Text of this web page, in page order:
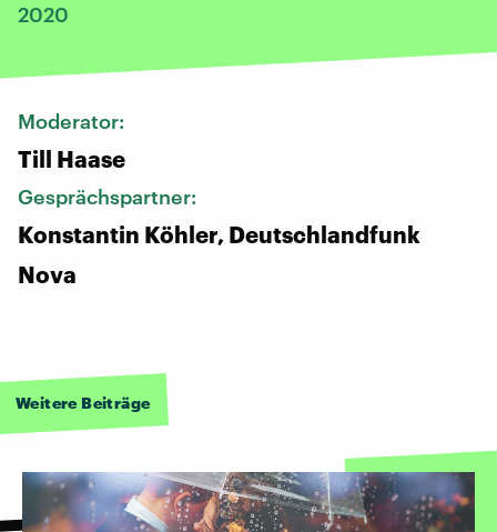
2020
Moderator:
Till Haase
Gesprächspartner:
Konstantin Köhler, Deutschlandfunk
Nova
Weitere Beiträge